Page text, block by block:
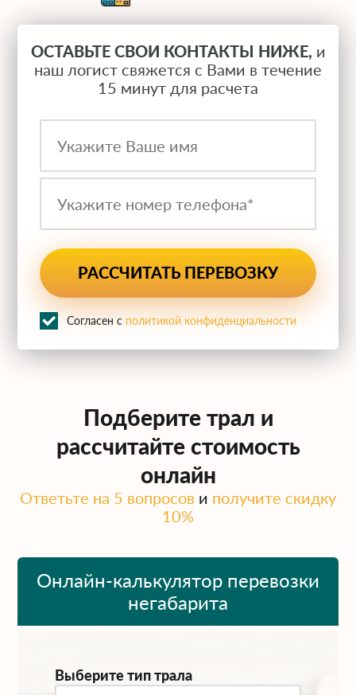
ОСТАВЬТЕ СВОИ КОНТАКТЫ НИЖЕ, и
наш логист свяжется с Вами в течение
15 минут для расчета
Согласен с политикой конфиденциальности
Подберите трал и
рассчитайте стоимость
онлайн
Ответьте на 5 вопросов и получите скидку
10%
Онлайн-калькулятор перевозки
негабарита
Выберите тип трала